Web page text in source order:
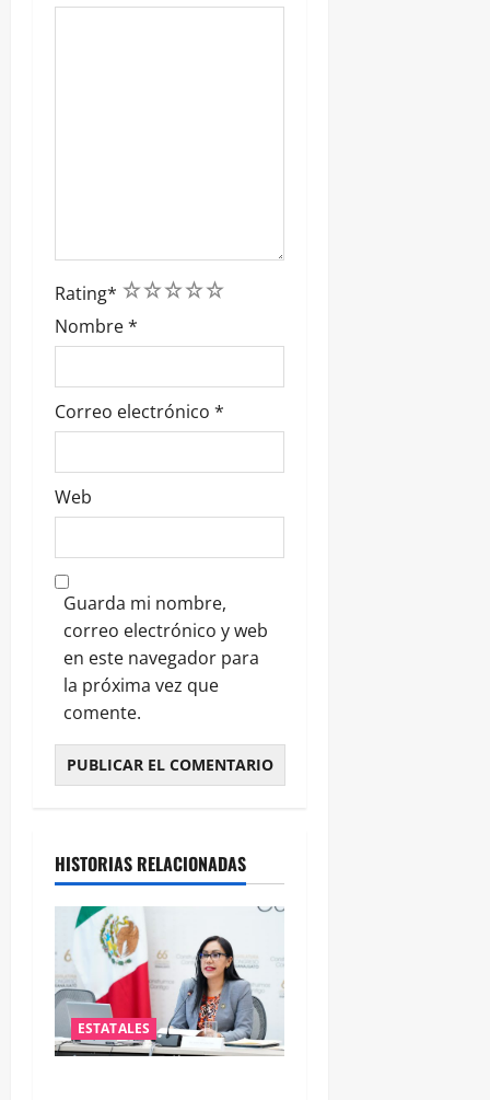
Rating* 5
4
3
2
1
Nombre*
Correo electrónico *
Web
Guarda mi nombre,
correo electrónico y web
en este navegador para
la próxima vez que
comente.
HISTORIAS RELACIONADAS
ESTATALES